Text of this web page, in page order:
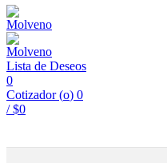
Lista de Deseos
0
Cotizador (o) 0
/ $0